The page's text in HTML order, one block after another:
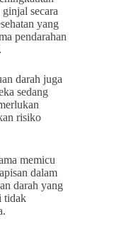
secara
yang
pendarahan
darah juga
sedang
risiko
memicu
dalam
darah yang
tidak